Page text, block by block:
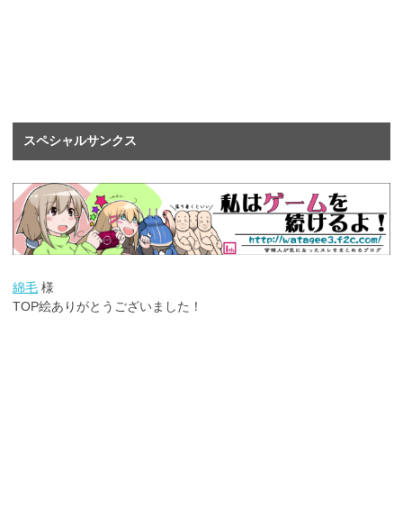
スペシャルサンクス
綿毛 様
TOP絵ありがとうございました！